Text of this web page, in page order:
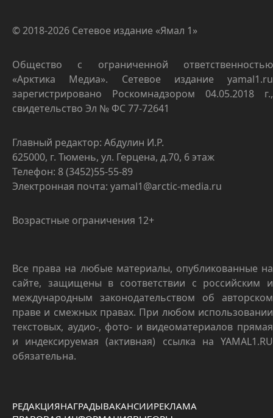
© 2018-2026 Сетевое издание «Ямал 1»
Общество с ограниченной ответственностью
«Арктика Медиа». Сетевое издание yamal1.ru
зарегистрировано Роскомнадзором 04.05.2018 г.,
свидетельство Эл № ФС 77-72641
Главный редактор: Абдулин И.Р.
625000, г. Тюмень, ул. Герцена, д.70, 6 этаж
Телефон: 8 (3452)55-55-89
Электронная почта: yamal1@arctic-media.ru
Возрастные ограничения 12+
Все права на любые материалы, опубликованные на
сайте, защищены в соответствии с российским и
международным законодательством об авторском
праве и смежных правах. При любом использовании
текстовых, аудио-, фото- и видеоматериалов прямая
и индексируемая (активная) ссылка на YAMAL1.RU
обязательна.
РЕДАКЦИЯНАГРАДЫВАКАНСИИРЕКЛАМА